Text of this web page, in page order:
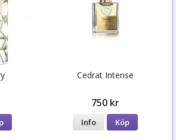
Cedrat Intense
750 kr
Info Köp